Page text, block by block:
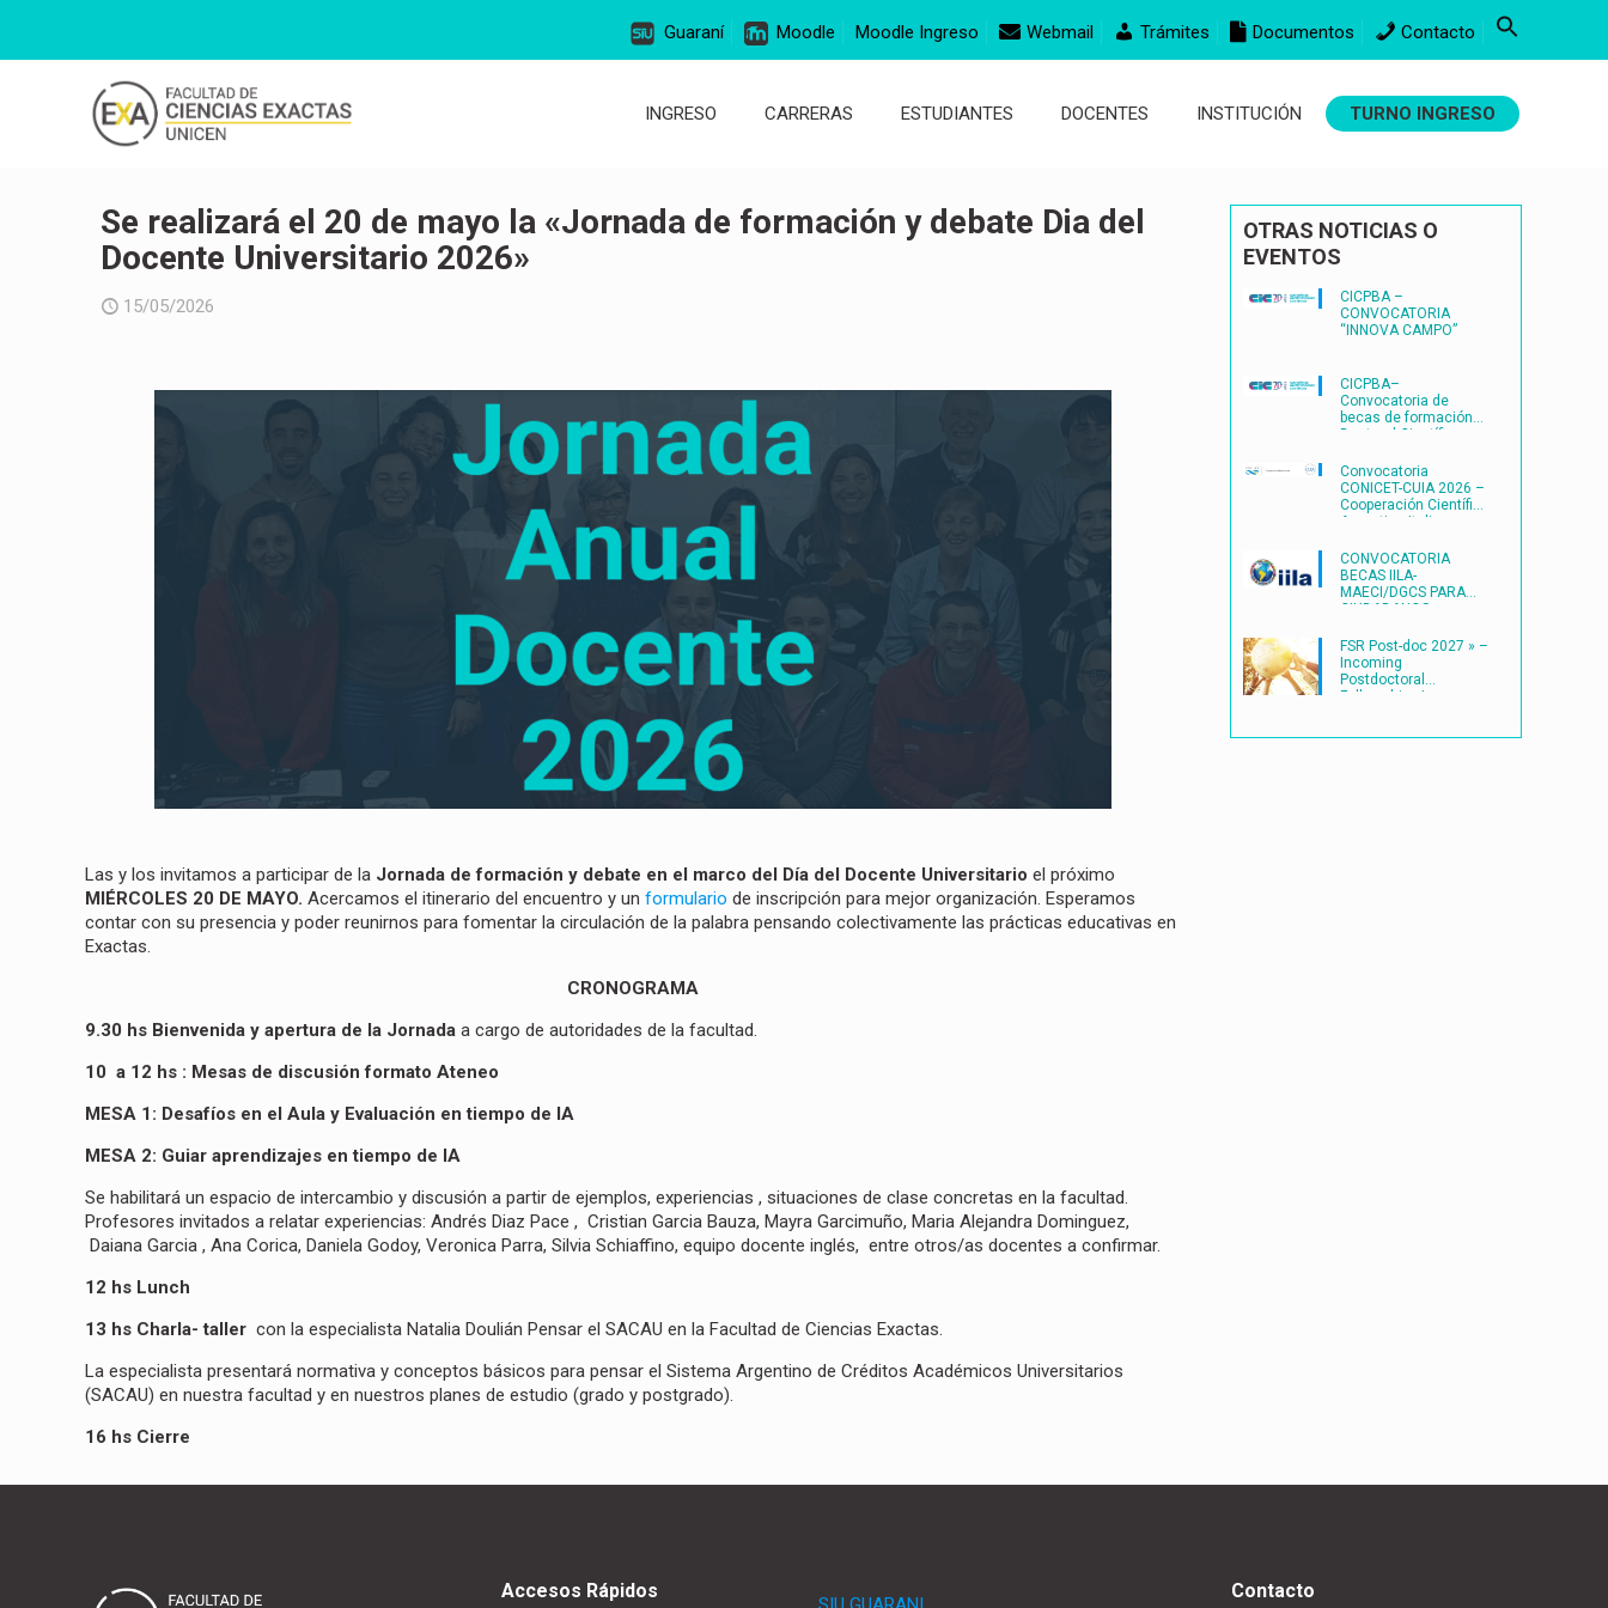
Guaraní Moodle Moodle Ingreso Webmail Trámites Documentos Contacto
INGRESO CARRERAS ESTUDIANTES DOCENTES INSTITUCIÓN TURNO INGRESO
Se realizará el 20 de mayo la «Jornada de formación y debate Dia del
Docente Universitario 2026»
15/05/2026
Las y los invitamos a participar de la Jornada de formación y debate en el marco del Día del Docente Universitario el próximo
MIÉRCOLES 20 DE MAYO.Acercamos el itinerario del encuentro y unformulariode inscripción para mejor organización. Esperamos
contar con su presencia y poder reunirnos para fomentar la circulación de la palabra pensando colectivamente las prácticas educativas en
Exactas.
CRONOGRAMA
9.30 hs Bienvenida y apertura de la Jornada a cargo de autoridades de la facultad.
10 a 12 hs : Mesas de discusión formato Ateneo
MESA 1: Desafíos en el Aula y Evaluación en tiempo de IA
MESA 2: Guiar aprendizajes en tiempo de IA
Se habilitará un espacio de intercambio y discusión a partir de ejemplos, experiencias , situaciones de clase concretas en la facultad.
Profesores invitados a relatar experiencias: Andrés Diaz Pace , Cristian Garcia Bauza, Mayra Garcimuño, Maria Alejandra Dominguez,
Daiana Garcia , Ana Corica, Daniela Godoy, Veronica Parra, Silvia Schiaffino, equipo docente inglés, entre otros/as docentes a confirmar.
12 hs Lunch
13 hs Charla- taller con la especialista Natalia Doulián Pensar el SACAU en la Facultad de Ciencias Exactas.
La especialista presentará normativa y conceptos básicos para pensar el Sistema Argentino de Créditos Académicos Universitarios
(SACAU) en nuestra facultad y en nuestros planes de estudio (grado y postgrado).
16 hs Cierre
OTRAS NOTICIAS O
EVENTOS
CICPBA –
CONVOCATORIA
“INNOVA CAMPO”
CICPBA–
Convocatoria de
becas de formación
Doctoral Científico-
FORMACIÓN
DOCTORAL
CIENTÍFICO-
TECNOLÓGICAS2027
Convocatoria
CONICET-CUIA 2026 –
Cooperación Científica
Argentina-Italia
CONVOCATORIA
BECAS IILA-
MAECI/DGCS PARA
CIUDADANOS
(2027) en ITALIA
FSR Post-doc 2027 » –
Incoming
Postdoctoral
Fellowships |
Accesos Rápidos Contacto